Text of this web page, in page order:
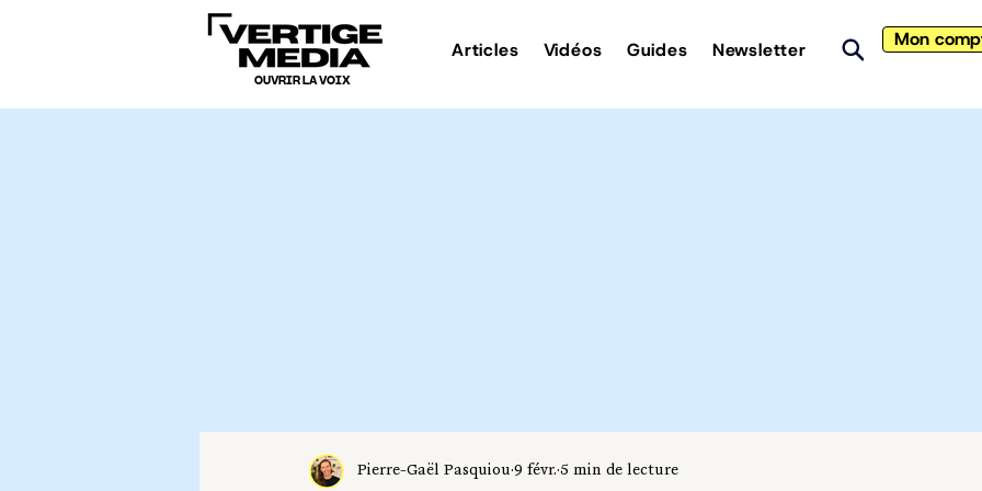
OUVRIR LA VOIX
Articles Vidéos Guides Newsletter Mon
Pierre-Gaël Pasquiou 9 févr. 5 min de lecture